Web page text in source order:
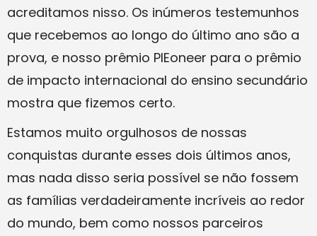
acreditamos nisso. Os inúmeros testemunhos
que recebemos ao longo do último ano são a
prova, e nosso prêmio PIEoneer para o prêmio
de impacto internacional do ensino secundário
mostra que fizemos certo.
Estamos muito orgulhosos de nossas
conquistas durante esses dois últimos anos,
mas nada disso seria possível se não fossem
as famílias verdadeiramente incríveis ao redor
do mundo, bem como nossos parceiros